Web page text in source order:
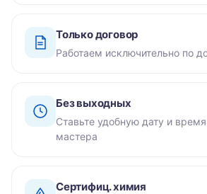
Только договор
Работаем исключительно по
Без выходных
Ставьте удобную дату и
мастера
Сертифиц. химия